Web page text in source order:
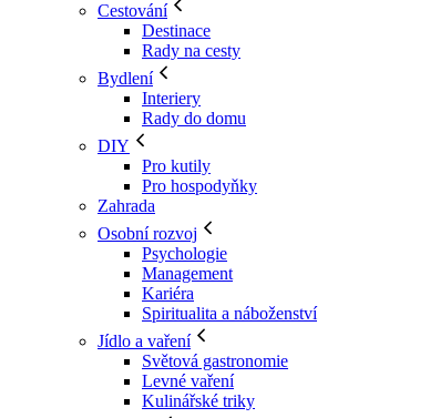
Cestování
Destinace
Rady na cesty
Bydlení
Interiery
Rady do domu
DIY
Pro kutily
Pro hospodyňky
Zahrada
Osobní rozvoj
Psychologie
Management
Kariéra
Spiritualita a náboženství
Jídlo a vaření
Světová gastronomie
Levné vaření
Kulinářské triky